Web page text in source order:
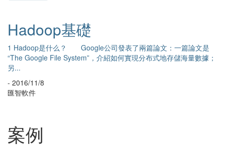
式環境搭
hadoopubuntu
Hadoop單機版搭建
前置條件：1、ubuntu10.10安裝成功（個
在系統安裝上，我們不是為了裝機而裝機
案例